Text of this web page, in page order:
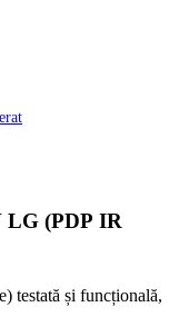
LG (PDP IR
testată și funcțională,